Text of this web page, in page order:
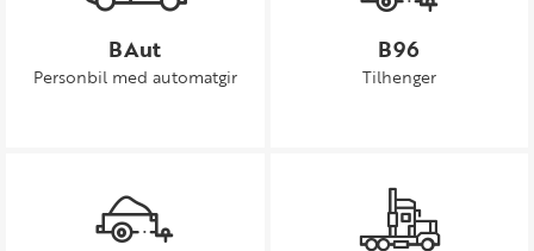
BAut
Personbil med automatgir
B96
Tilhenger